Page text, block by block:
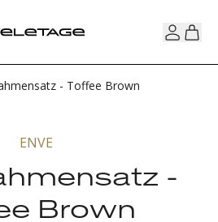
- Toffee Brown
ENVE
-
Brown